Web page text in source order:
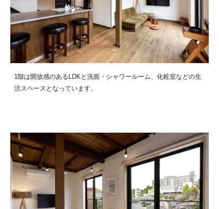
1階は開放感のあるLDKと洗面・シャワールーム、化粧室などの生
活スペースとなっています。